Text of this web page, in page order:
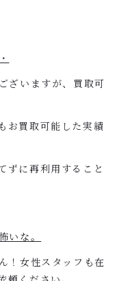
ざいますが、買取可
お買取可能した実績
ずに再利用すること
いな。
！女性スタッフも在